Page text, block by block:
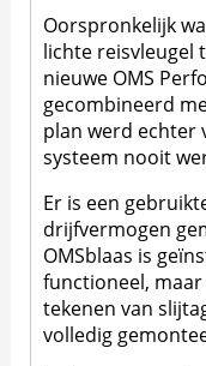
Oorspronkelijk
lichte reisvleugel
nieuwe OMS
gecombineerd
plan werd echter
systeem nooit
Er is een
drijfvermogen
OMSblaas is
functioneel,
tekenen van
volledig